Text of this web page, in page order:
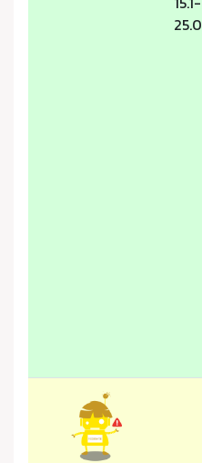
25.0